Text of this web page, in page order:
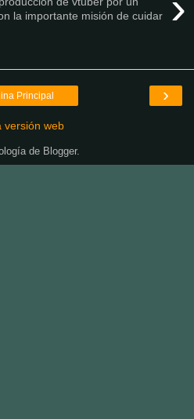
la importante misión de cuidar
›
Principal
versión web
de Blogger.